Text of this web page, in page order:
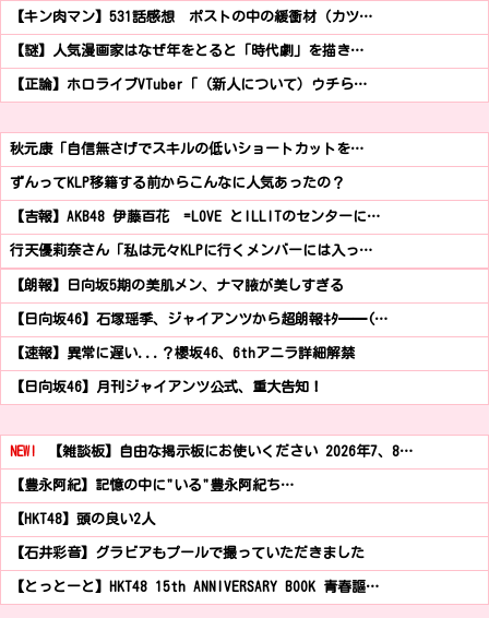
【キン肉マン】531話感想 ポストの中の緩衝材（カツ…
【謎】人気漫画家はなぜ年をとると「時代劇」を描き…
【正論】ホロライブVTuber「（新人について）ウチら…
秋元康「自信無さげでスキルの低いショートカットを…
ずんってKLP移籍する前からこんなに人気あったの？
【吉報】AKB48 伊藤百花 =LOVE とILLITのセンターに…
行天優莉奈さん「私は元々KLPに行くメンバーには入っ…
【朗報】日向坂5期の美肌メン、ナマ腋が美しすぎる
【日向坂46】石塚瑶季、ジャイアンツから超朗報ｷﾀ━━(…
【速報】異常に遅い...？櫻坂46、6thアニラ詳細解禁
【日向坂46】月刊ジャイアンツ公式、重大告知！
NEW! 【雑談板】自由な掲示板にお使いください 2026年7、8…
【豊永阿紀】記憶の中に"いる"豊永阿紀ち…
【HKT48】頭の良い2人
【石井彩音】グラビアもプールで撮っていただきました
【とっとーと】HKT48 15th ANNIVERSARY BOOK 青春謳…